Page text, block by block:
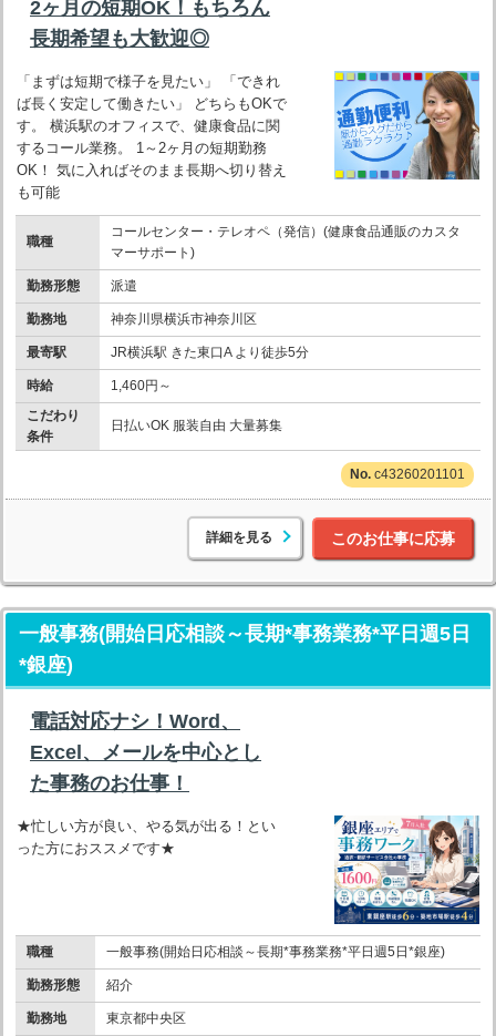
2ヶ月の短期OK！もちろん
長期希望も大歓迎◎
「まずは短期で様子を見たい」 「できれ
ば長く安定して働きたい」 どちらもOKで
す。 横浜駅のオフィスで、健康食品に関
するコール業務。 1～2ヶ月の短期勤務
OK！ 気に入ればそのまま長期へ切り替え
も可能
職種
コールセンター・テレオペ（発信）(健康食品通販のカスタ
マーサポート)
勤務形態 派遣
勤務地 神奈川県横浜市神奈川区
最寄駅 JR横浜駅 きた東口A より徒歩5分
時給
1,460円～
こだわり
条件
日払いOK 服装自由 大量募集
c43260201101
詳細を見る このお仕事に応募
一般事務(開始日応相談～長期*事務業務*平日週5日
*銀座)
電話対応ナシ！Word、
Excel、メールを中心とし
た事務のお仕事！
★忙しい方が良い、やる気が出る！とい
った方におススメです★
職種 一般事務(開始日応相談～長期*事務業務*平日週5日*銀座)
勤務形態 紹介
勤務地 東京都中央区